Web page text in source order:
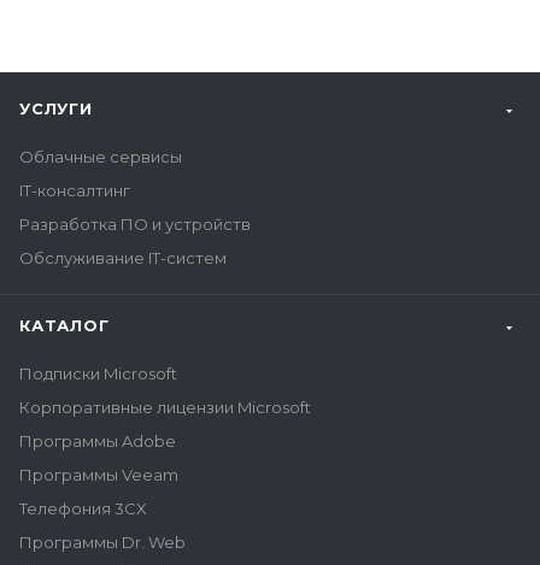
УСЛУГИ
Облачные сервисы
IT-консалтинг
Разработка ПО и устройств
Обслуживание IT-систем
КАТАЛОГ
Подписки Microsoft
Корпоративные лицензии Microsoft
Программы Adobe
Программы Veeam
Телефония 3CX
Программы Dr. Web